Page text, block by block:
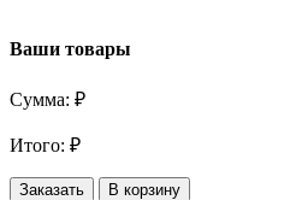
Ваши товары
Сумма: ₽
Итого: ₽
Заказать В корзину